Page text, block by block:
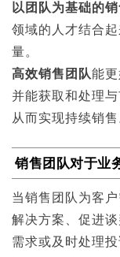
以团队为基础的
领域的人才结合
量。
高效销售团队能更
并能获取和处理与
从而实现持续销售
销售团队对于业
当销售团队为客
解决方案、促进
需求或及时处理